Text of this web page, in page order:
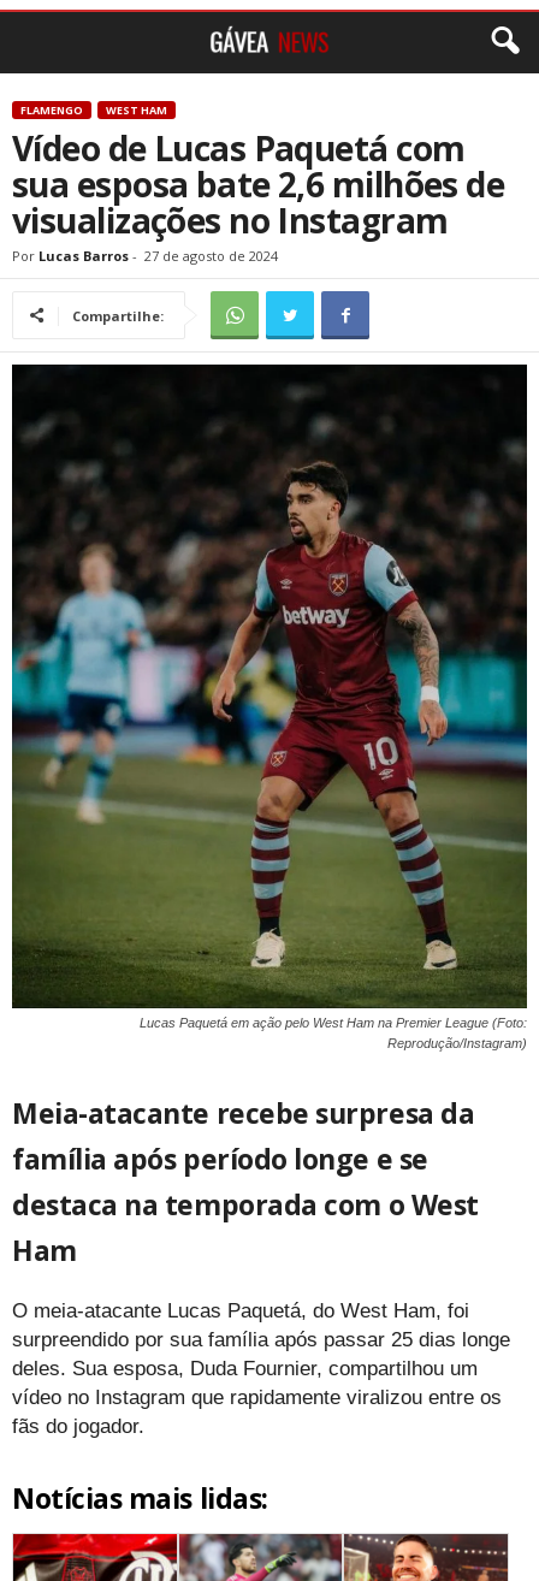
FLAMENGO WEST HAM
Vídeo de Lucas Paquetá com
sua esposa bate 2,6 milhões de
visualizações no Instagram
Por Lucas Barros - 27 de agosto de 2024
Compartilhe:
Lucas Paquetá em ação pelo West Ham na Premier League (Foto:
Reprodução/Instagram)
Meia-atacante recebe surpresa da
família após período longe e se
destaca na temporada com o West
Ham
O meia-atacante Lucas Paquetá, do West Ham, foi
surpreendido por sua família após passar 25 dias longe
deles. Sua esposa, Duda Fournier, compartilhou um
vídeo no Instagram que rapidamente viralizou entre os
fãs do jogador.
Notícias mais lidas: